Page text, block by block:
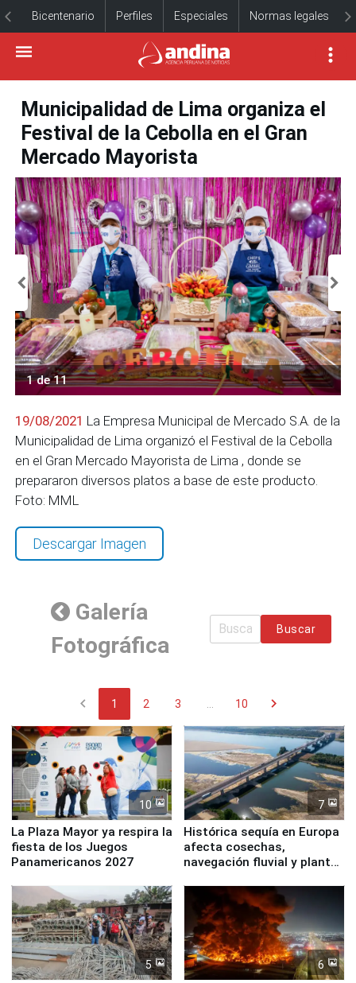
Bicentenario Perfiles Especiales Normas legales
Municipalidad de Lima organiza el
Festival de la Cebolla en el Gran
Mercado Mayorista
1 de 11
19/08/2021 La Empresa Municipal de Mercado S.A. de la
Municipalidad de Lima organizó el Festival de la Cebolla
en el Gran Mercado Mayorista de Lima , donde se
prepararon diversos platos a base de este producto.
Foto: MML
Descargar Imagen
Galería
Fotográfica
Buscar
chevron_left 1 2 3 10 chevron_right
10
La Plaza Mayor ya respira la
fiesta de los Juegos
Panamericanos 2027
7
Histórica sequía en Europa
afecta cosechas,
navegación fluvial y plantas
5 6